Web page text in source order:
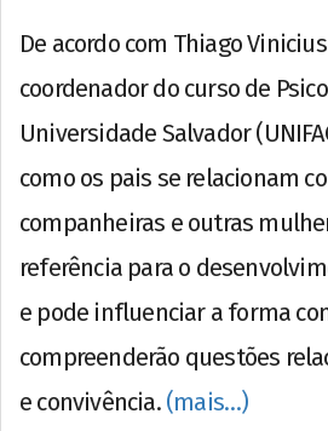
De acordo com Thiago
coordenador do curso de
Universidade Salvador
como os pais se relacionam
companheiras e outras
referência para o
e pode influenciar a forma
compreenderão questões
e convivência. (mais…)